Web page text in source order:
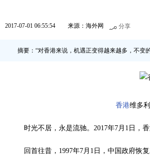
2017-07-01 06:55:54 来源：海外网 分享
摘要：“对香港来说，机遇正变得越来越多，不变
香港维多
时光不居，永是流驰。2017年7月1日，
回首往昔，1997年7月1日，中国政府恢